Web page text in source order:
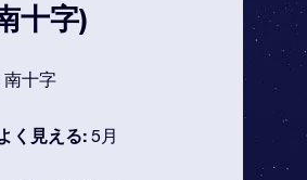
十字)
南十字
く見える: 5月